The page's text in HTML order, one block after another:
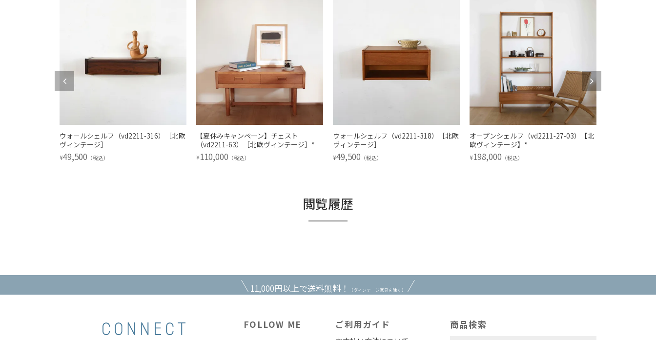
ウォールシェルフ（vd2211-316）［北欧
ヴィンテージ］
¥49,500 （税込）
【夏休みキャンペーン】チェスト
（vd2211-63）［北欧ヴィンテージ］*
¥110,000 （税込）
ウォールシェルフ（vd2211-318）［北欧
ヴィンテージ］
¥49,500 （税込）
オープンシェルフ（vd2211-27-03）【北
欧ヴィンテージ】*
¥198,000 （税込）
閲覧履歴
11,000円以上で送料無料！ （ヴィンテージ家具を除く）
FOLLOW ME ご利用ガイド 商品検索